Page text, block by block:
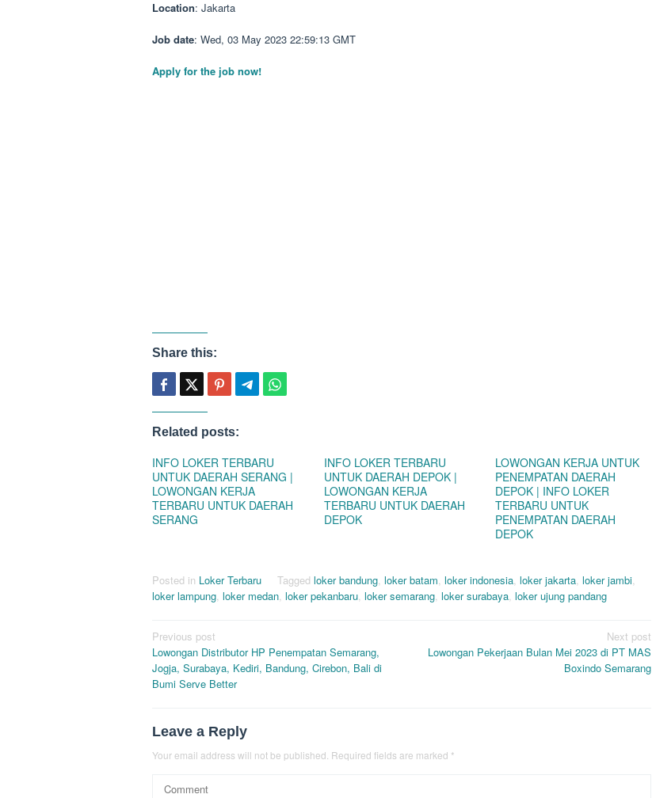
Location: Jakarta
Job date: Wed, 03 May 2023 22:59:13 GMT
Apply for the job now!
Share this:
Related posts:
INFO LOKER TERBARU
UNTUK DAERAH SERANG |
LOWONGAN KERJA
TERBARU UNTUK DAERAH
SERANG
INFO LOKER TERBARU
UNTUK DAERAH DEPOK |
LOWONGAN KERJA
TERBARU UNTUK DAERAH
DEPOK
LOWONGAN KERJA UNTUK
PENEMPATAN DAERAH
DEPOK | INFO LOKER
TERBARU UNTUK
PENEMPATAN DAERAH
DEPOK
Posted in Loker Terbaru Tagged loker bandung, loker batam, loker indonesia, loker jakarta, loker jambi,
loker lampung, loker medan, loker pekanbaru, loker semarang, loker surabaya, loker ujung pandang
Post
navigation
Previous post
Lowongan Distributor HP Penempatan Semarang,
Jogja, Surabaya, Kediri, Bandung, Cirebon, Bali di
Bumi Serve Better
Next post
Lowongan Pekerjaan Bulan Mei 2023 di PT MAS
Boxindo Semarang
Leave a Reply
Your email address will not be published. Required fields are marked *